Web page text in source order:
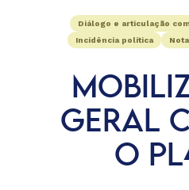
Diálogo e articulação
Incidência política
GERAL
O